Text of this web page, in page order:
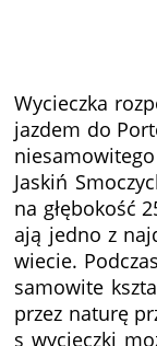
Wycieczka
jazdem do
Jaskiń
na głębokość
ają jedno z
wiecie.
samowite
przez naturę
s wycieczki